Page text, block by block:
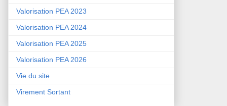
Valorisation PEA 2023
Valorisation PEA 2024
Valorisation PEA 2025
Valorisation PEA 2026
Vie du site
Virement Sortant